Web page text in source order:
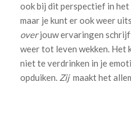
ook bij dit perspectief in
maar je kunt er ook weer
overjouw ervaringen
weer tot leven wekken. Het
niet te verdrinken in je
opduiken. Zij maakt het